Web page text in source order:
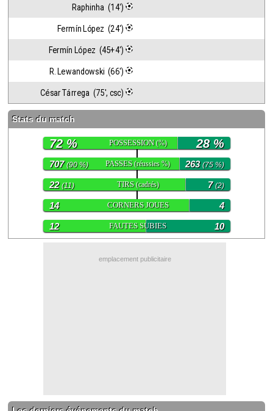
Raphinha  (14')
Fermín López  (24')
Fermín López  (45+4')
R. Lewandowski  (66')
César Tárrega  (75', csc)
Stats du match
POSSESSION(%)
72 % 28 %
PASSES(réussies %)
707(90 %) 263(75 %)
TIRS(cadrés)
22(11) 7(2)
CORNERS JOUES
14 4
FAUTES SUBIES
12 10
emplacement publicitaire
Taille de la police
Paramètrages / Options
Contact / Signaler un bug
Recrutement Maxifoot
Mentions légales
site web Maxifoot.fr